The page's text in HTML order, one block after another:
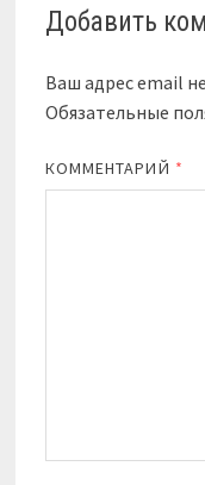
Добавить
Ваш адрес email
Обязательные
КОММЕНТАРИЙ *